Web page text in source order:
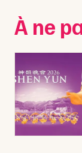
Spectacles
Concerts
Sports
Soirées
Sorties
Nantes
Nice
Paris
Strasbourg
Toulouse
À ne